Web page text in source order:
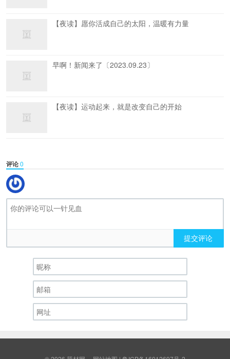
【夜读】愿你活成自己的太阳，温暖有力量
早啊！新闻来了〔2023.09.23〕
【夜读】运动起来，就是改变自己的开始
评论0
提交评论